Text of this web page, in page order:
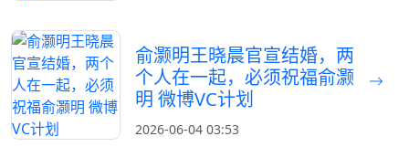
俞灏明王晓晨官宣结婚，两
个人在一起，必须祝福俞灏
明 微博VC计划
2026-06-04 03:53